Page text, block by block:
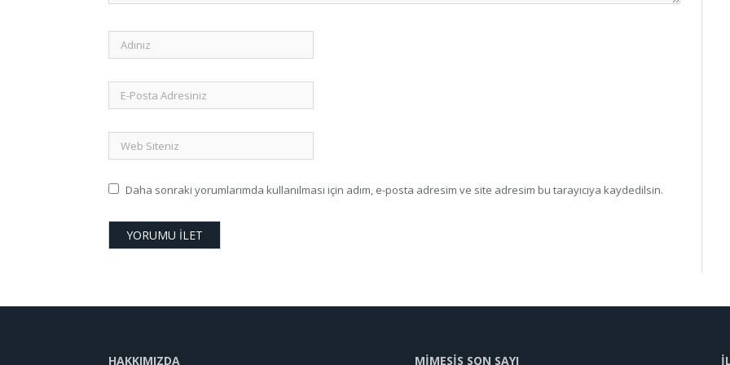
Daha sonraki yorumlarımda kullanılması için adım, e-posta adresim ve site adresim bu tarayıcıya kaydedilsin.
HAKKIMIZDA MİMESİS SON SAYI